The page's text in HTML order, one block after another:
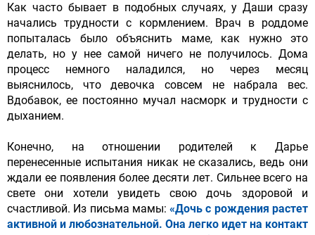
Как часто бывает в подобных случаях, у Даши сразу
начались трудности с кормлением. Врач в роддоме
попыталась было объяснить маме, как нужно это
делать, но у нее самой ничего не получилось. Дома
процесс немного наладился, но через месяц
выяснилось, что девочка совсем не набрала вес.
Вдобавок, ее постоянно мучал насморк и трудности с
дыханием.
Конечно, на отношении родителей к Дарье
перенесенные испытания никак не сказались, ведь они
ждали ее появления более десяти лет. Сильнее всего на
свете они хотели увидеть свою дочь здоровой и
счастливой. Из письма мамы: «Дочь с рождения растет
активной и любознательной. Она легко идет на контакт